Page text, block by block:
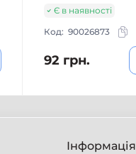
Є в наявності
Код: 90026873
92 грн.
Інформація